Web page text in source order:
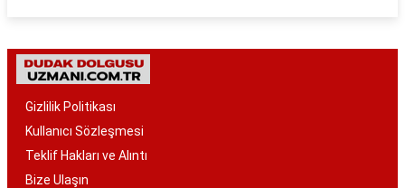
Gizlilik Politikası
Kullanıcı Sözleşmesi
Teklif Hakları ve Alıntı
Bize Ulaşın